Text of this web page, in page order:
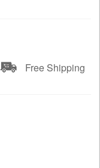
Free Shipping